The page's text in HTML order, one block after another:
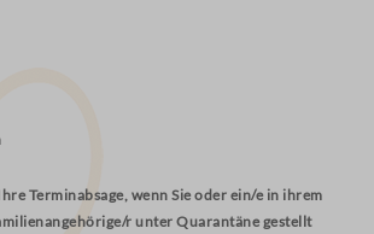
Terminabsage, wenn Sie oder ein/e in ihrem
r unter Quarantäne gestellt